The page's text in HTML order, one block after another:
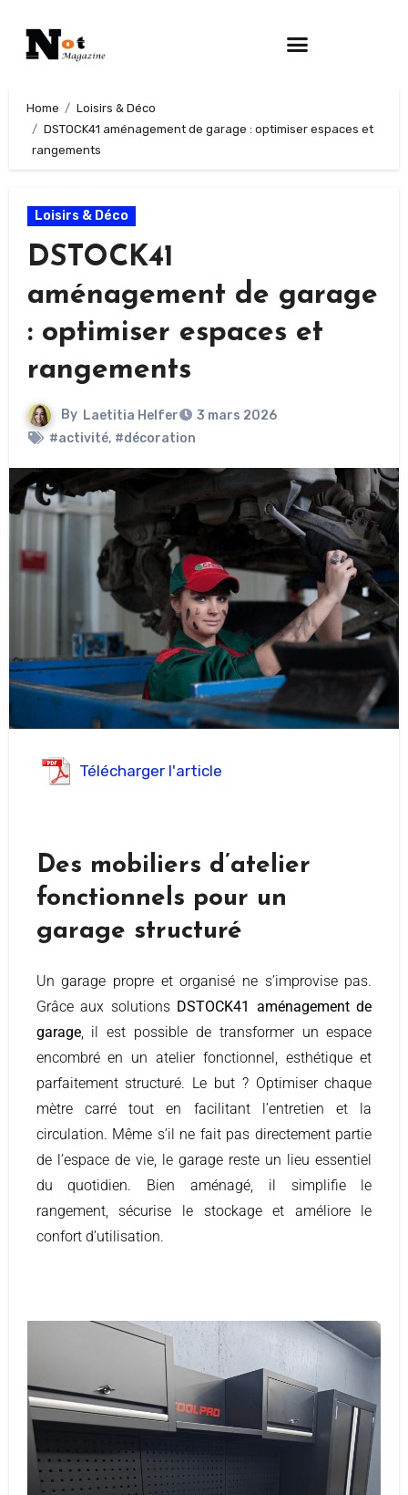
Home
Loisirs & Déco
DSTOCK41 aménagement de garage : optimiser espaces et
rangements
Loisirs & Déco
DSTOCK41
aménagement de garage
: optimiser espaces et
rangements
By Laetitia Helfer
3 mars 2026
#activité, #décoration
Télécharger l'article
Des mobiliers d’atelier
fonctionnels pour un
garage structuré
Un garage propre et organisé ne s’improvise pas.
Grâce aux solutions DSTOCK41 aménagement de
garage, il est possible de transformer un espace
encombré en un atelier fonctionnel, esthétique et
parfaitement structuré. Le but ? Optimiser chaque
mètre carré tout en facilitant l’entretien et la
circulation. Même s’il ne fait pas directement partie
de l’espace de vie, le garage reste un lieu essentiel
du quotidien. Bien aménagé, il simplifie le
rangement, sécurise le stockage et améliore le
confort d’utilisation.